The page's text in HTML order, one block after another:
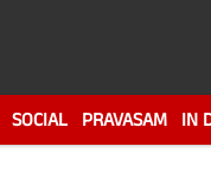
SOCIAL PRAVASAM IN